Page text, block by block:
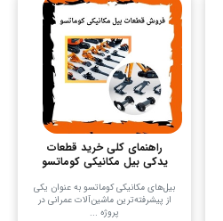
راهنمای کلی خرید قطعات
یدکی بیل مکانیکی کوماتسو
بیل‌های مکانیکی کوماتسو به عنوان یکی
از پیشرفته‌ترین ماشین‌آلات عمرانی در
پروژه‌ ...